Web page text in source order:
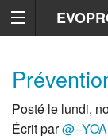
Posté le lundi,
Écrit par@--